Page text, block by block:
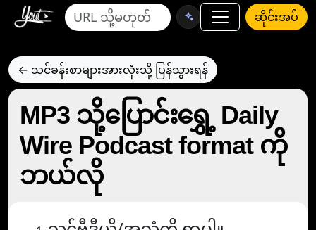
ဆိုင်းအပ်
← သင်ခန်းစာများအားလုံးသို့ ပြန်သွားရန်
MP3 သို့ပြောင်းရွှေ့ Daily
Wire Podcast format ကို
ဘယ်လို